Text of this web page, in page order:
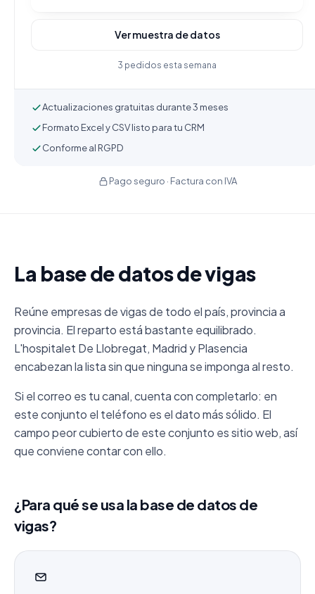
Ver muestra de datos
3 pedidos esta semana
Actualizaciones gratuitas durante 3 meses
Formato Excel y CSV listo para tu CRM
Conforme al RGPD
Pago seguro · Factura con IVA
La base de datos de vigas
Reúne empresas de vigas de todo el país, provincia a
provincia. El reparto está bastante equilibrado.
L'hospitalet De Llobregat, Madrid y Plasencia
encabezan la lista sin que ninguna se imponga al resto.
Si el correo es tu canal, cuenta con completarlo: en
este conjunto el teléfono es el dato más sólido. El
campo peor cubierto de este conjunto es sitio web, así
que conviene contar con ello.
¿Para qué se usa la base de datos de
vigas?